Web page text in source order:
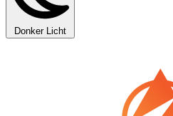
Donker Licht